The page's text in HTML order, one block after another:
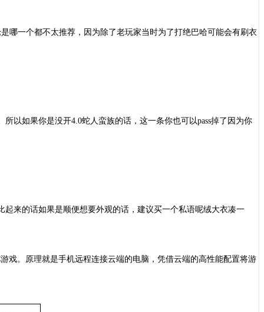
哪一个都不太推荐，因为除了老玩家当时为了打绝巴哈可能会有刷衣
以如果你是没开4.0蛇人蛮族的话，这一条你也可以pass掉了因为你
来的话如果是顺便想要外观的话，建议买一个私语呢绒大衣凑一
游戏。原理就是手机远程连接云端的电脑，凭借云端的高性能配置将游